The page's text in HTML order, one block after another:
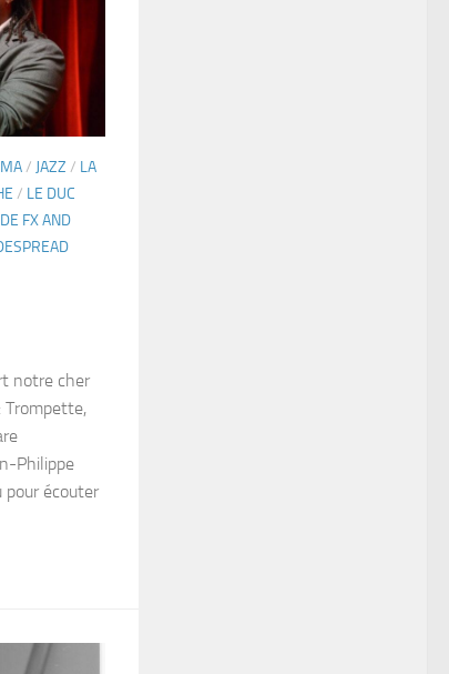
/ JAZZ / LA
/ LE DUC
FX AND
notre cher
Trompette,
Philippe
pour écouter